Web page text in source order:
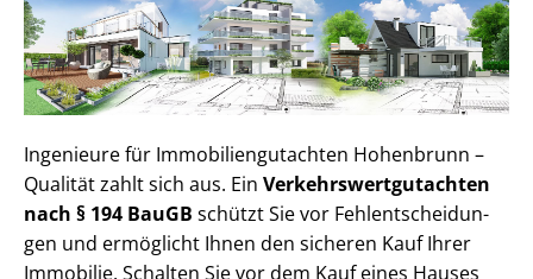
Ingenieure für Im­mo­bi­li­en­gut­ach­ten Hohenbrunn –
Qualität zahlt sich aus. Ein Ver­kehrs­wert­gut­ach­ten
nach § 194 BauGB schützt Sie vor Fehl­ent­schei­dun­
gen und ermöglicht Ihnen den sicheren Kauf Ihrer
Immobilie. Schalten Sie vor dem Kauf eines Hauses